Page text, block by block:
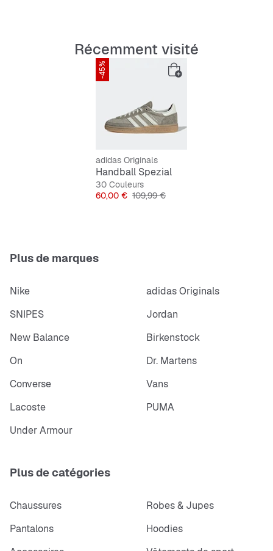
Récemment visité
-45%
adidas Originals
Handball Spezial
30 Couleurs
Prix
60,00 € Prix original
109,99 €
Plus de marques
Nike
adidas Originals
SNIPES
Jordan
New Balance
Birkenstock
On
Dr. Martens
Converse
Vans
Lacoste
PUMA
Under Armour
Plus de catégories
Chaussures
Robes & Jupes
Pantalons
Hoodies